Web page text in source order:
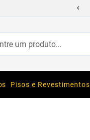
um produto...
Pisos e Revestimentos